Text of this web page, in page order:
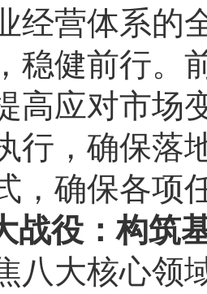
经营体系的
稳健前行。
高应对市场
行，确保落
，确保各项
战役：构筑
八大核心领